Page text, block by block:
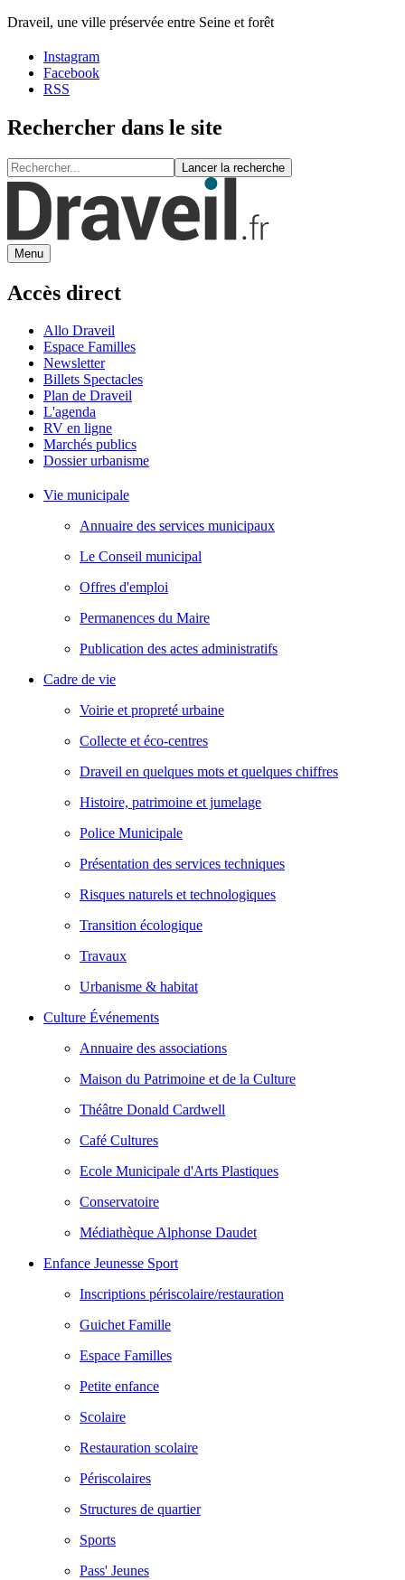
Draveil, une ville préservée entre Seine et forêt
Instagram
Facebook
RSS
Rechercher dans le site
Lancer la recherche
Menu
Accès direct
Allo Draveil
Espace Familles
Newsletter
Billets Spectacles
Plan de Draveil
L'agenda
RV en ligne
Marchés publics
Dossier urbanisme
Vie municipale
Annuaire des services municipaux
Le Conseil municipal
Offres d'emploi
Permanences du Maire
Publication des actes administratifs
Cadre de vie
Voirie et propreté urbaine
Collecte et éco-centres
Draveil en quelques mots et quelques chiffres
Histoire, patrimoine et jumelage
Police Municipale
Présentation des services techniques
Risques naturels et technologiques
Transition écologique
Travaux
Urbanisme & habitat
Culture Événements
Annuaire des associations
Maison du Patrimoine et de la Culture
Théâtre Donald Cardwell
Café Cultures
Ecole Municipale d'Arts Plastiques
Conservatoire
Médiathèque Alphonse Daudet
Enfance Jeunesse Sport
Inscriptions périscolaire/restauration
Guichet Famille
Espace Familles
Petite enfance
Scolaire
Restauration scolaire
Périscolaires
Structures de quartier
Sports
Pass' Jeunes